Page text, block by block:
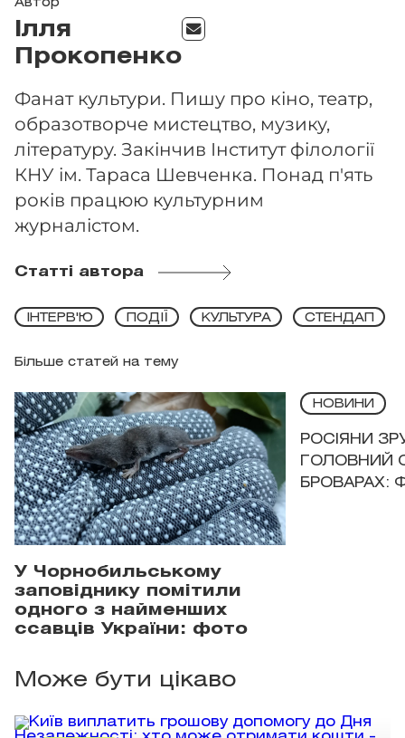
Автор
Ілля
Прокопенко
Фанат культури. Пишу про кіно, театр,
образотворче мистецтво, музику,
літературу. Закінчив Інститут філології
КНУ ім. Тараса Шевченка. Понад п'ять
років працюю культурним
журналістом.
Статті автора
Більше статей на тему
ІНТЕРВ'Ю ПОДІЇ КУЛЬТУРА СТЕНДАП
У Чорнобильському
заповіднику помітили
одного з найменших
ссавців України: фото
НОВИНИ
РОСІЯНИ
ГОЛОВНИЙ
БРОВАРАХ:
Може бути цікаво